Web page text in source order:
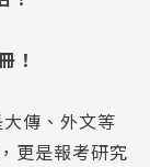
！
傳、外文等
更是報考研究